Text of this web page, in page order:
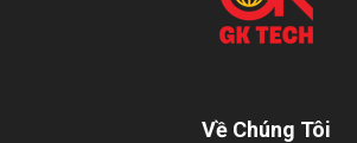
Về Chúng Tôi